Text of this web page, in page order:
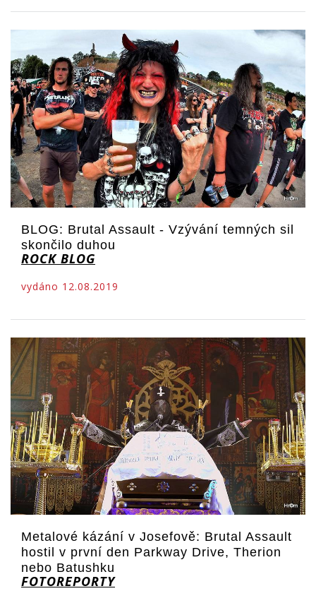
BLOG: Brutal Assault - Vzývání temných sil
skončilo duhou
ROCK BLOG
vydáno 12.08.2019
Metalové kázání v Josefově: Brutal Assault
hostil v první den Parkway Drive, Therion
nebo Batushku
FOTOREPORTY